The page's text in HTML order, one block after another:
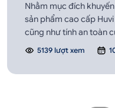
Nhằm mục đích
sản phẩm cao cấp
cũng như tính an toàn
lót sàn Huvi đang có
kỳ hấp dẫn cho khách
5139 lượt xem